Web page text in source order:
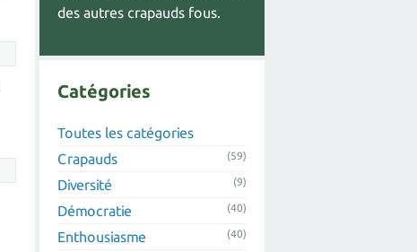
des autres crapauds fous.
Catégories
Toutes les catégories
Crapauds
(59)
Diversité (9)
Démocratie (40)
Enthousiasme (40)